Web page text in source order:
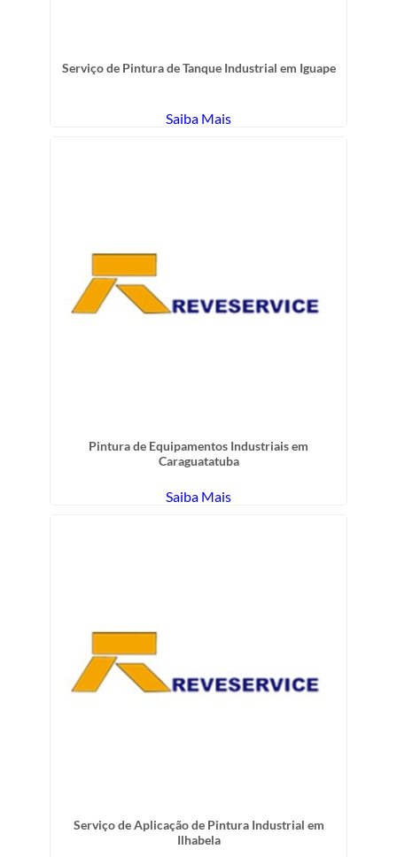
Serviço de Pintura de Tanque Industrial em Iguape
Saiba Mais
Pintura de Equipamentos Industriais em
Caraguatatuba
Saiba Mais
Serviço de Aplicação de Pintura Industrial em
Ilhabela